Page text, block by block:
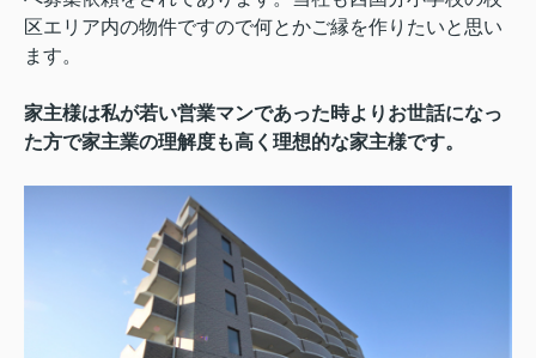
区エリア内の物件ですので何とかご縁を作りたいと思い
ます。
家主様は私が若い営業マンであった時よりお世話になっ
た方で家主業の理解度も高く理想的な家主様です。